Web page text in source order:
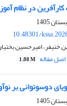
در نظام
10.48301/
خنیفر، امیرحسین
اصل مقاله 1.88 M
دوسوتوانی بر